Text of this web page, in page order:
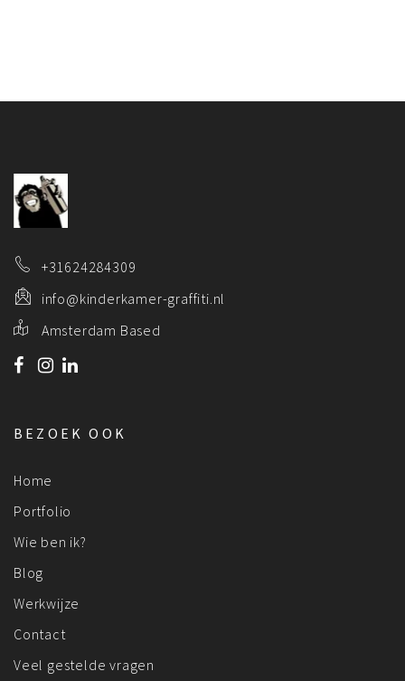
+31624284309
info@kinderkamer-graffiti.nl
Amsterdam Based
BEZOEK OOK
Home
Portfolio
Wie ben ik?
Blog
Werkwijze
Contact
Veel gestelde vragen